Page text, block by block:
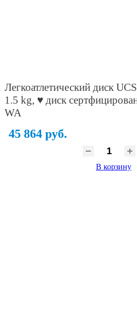
Легкоатлетический диск
1.5 kg, ♥ диск
WA
45 864 руб.
В корзину